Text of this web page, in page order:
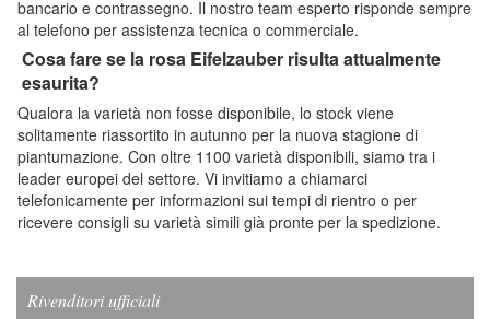
bancario e contrassegno. Il nostro team esperto risponde sempre
al telefono per assistenza tecnica o commerciale.
Cosa fare se la rosa Eifelzauber risulta attualmente
esaurita?
Qualora la varietà non fosse disponibile, lo stock viene
solitamente riassortito in autunno per la nuova stagione di
piantumazione. Con oltre 1100 varietà disponibili, siamo tra i
leader europei del settore. Vi invitiamo a chiamarci
telefonicamente per informazioni sui tempi di rientro o per
ricevere consigli su varietà simili già pronte per la spedizione.
Rivenditori ufficiali